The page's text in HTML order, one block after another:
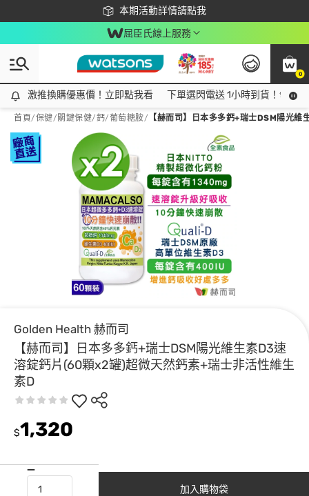
本期活動詳情請點我
下載app最高回饋$350
屈臣氏線上服務
0
激推換購優惠價！立即點我看
激推換購優惠價！立即點我看 下單選閃電送 1小時到貨！領神
首頁/保健/ 關鍵保健/鈣/葡萄糖胺/ 【赫而司】日本多多鈣+瑞士DSM陽光
Golden Health 赫而司
【赫而司】日本多多鈣+瑞士DSM陽光維生素D3速
溶錠鈣片(60顆x2罐)超微天然鈣素+瑞士非活性維生
素D
$1,320
加入購物袋